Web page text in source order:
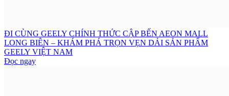
ĐI CÙNG GEELY CHÍNH THỨC CẬP BẾN AEON MALL
LONG BIÊN – KHÁM PHÁ TRỌN VẸN DẢI SẢN PHẨM
GEELY VIỆT NAM
Đọc ngay